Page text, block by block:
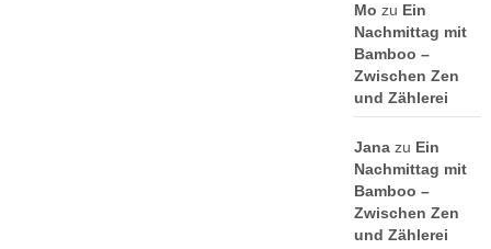
Mo zu Ein
Nachmittag mit
Bamboo –
Zwischen Zen
und Zählerei
Janazu Ein
Nachmittag mit
Bamboo –
Zwischen Zen
und Zählerei